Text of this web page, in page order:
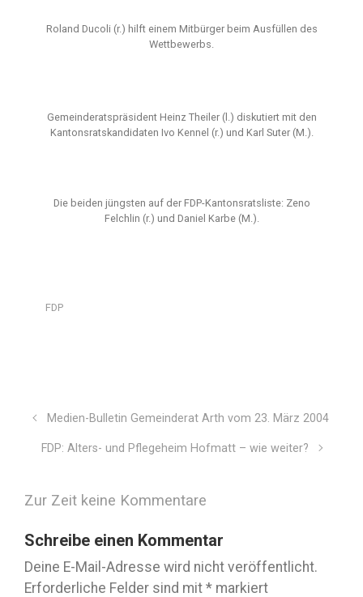
Roland Ducoli (r.) hilft einem Mitbürger beim Ausfüllen des
Wettbewerbs.
Gemeinderatspräsident Heinz Theiler (l.) diskutiert mit den
Kantonsratskandidaten Ivo Kennel (r.) und Karl Suter (M.).
Die beiden jüngsten auf der FDP-Kantonsratsliste: Zeno
Felchlin (r.) und Daniel Karbe (M.).
FDP
Medien-Bulletin Gemeinderat Arth vom 23. März 2004
FDP: Alters- und Pflegeheim Hofmatt – wie weiter?
Zur Zeit keine Kommentare
Schreibe einen Kommentar
Deine E-Mail-Adresse wird nicht veröffentlicht.
Erforderliche Felder sind mit * markiert